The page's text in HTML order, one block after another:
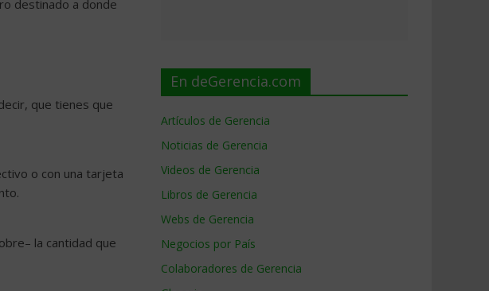
destinado a donde
que tienes que
o con una tarjeta
la cantidad que
En deGerencia.com
Artículos de Gerencia
Noticias de Gerencia
Videos de Gerencia
Libros de Gerencia
Webs de Gerencia
Negocios por País
Colaboradores de Gerencia